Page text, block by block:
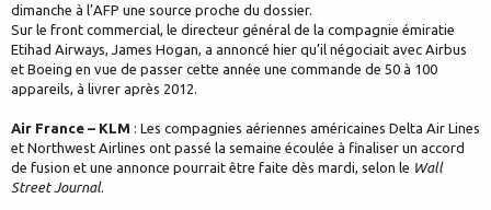
dimanche à l’AFP une source proche du dossier.
Sur le front commercial, le directeur général de la compagnie émiratie
Etihad Airways, James Hogan, a annoncé hier qu’il négociait avec Airbus
et Boeing en vue de passer cette année une commande de 50 à 100
appareils, à livrer après 2012.
Air France – KLM : Les compagnies aériennes américaines Delta Air Lines
et Northwest Airlines ont passé la semaine écoulée à finaliser un accord
de fusion et une annonce pourrait être faite dès mardi, selon le Wall
Street Journal.